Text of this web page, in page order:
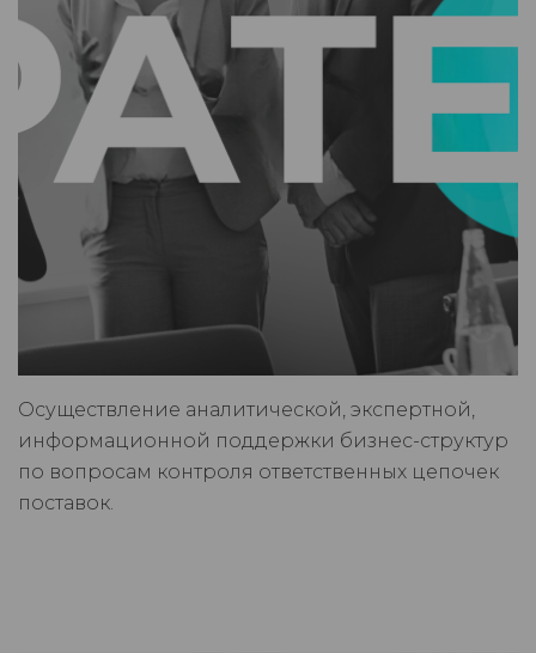
Осуществление аналитической, экспертной,
информационной поддержки бизнес-структур
по вопросам контроля ответственных цепочек
поставок.